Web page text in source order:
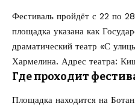
Фестиваль пройдёт с 22 по
площадка указана как
драматический театр «С
Хармелина. Адрес театра:
Где проходит
Площадка находится на